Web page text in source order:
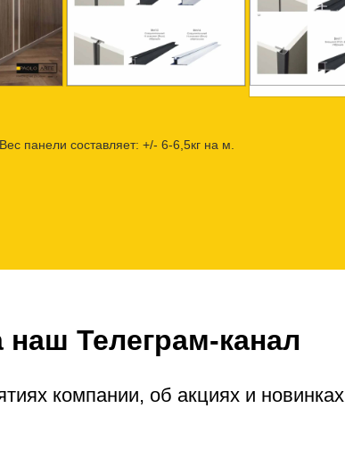
панели составляет: +/- 6-6,5кг на м.
Телеграм-канал
компании, об акциях и новинках